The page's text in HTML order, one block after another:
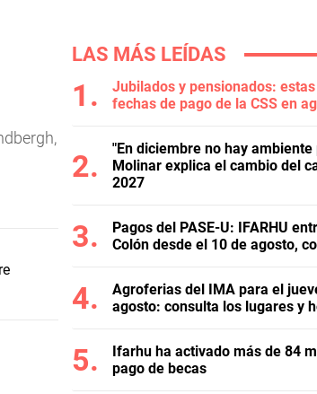
LAS MÁS LEÍDAS
Jubilados y pensionados:
fechas de pago de la CSS en
"En diciembre no hay
Molinar explica el cambio del
2027
Pagos del PASE-U: IFARHU
Colón desde el 10 de agosto,
Agroferias del IMA para el
agosto: consulta los lugares y
Ifarhu ha activado más de 84
pago de becas